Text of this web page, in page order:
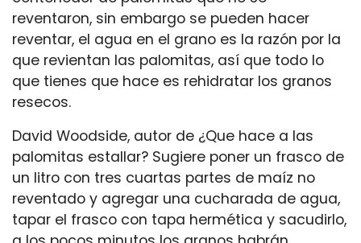
reventaron, sin embargo se pueden hacer
reventar, el agua en el grano es la razón por la
que revientan las palomitas, así que todo lo
que tienes que hace es rehidratar los granos
resecos.
David Woodside, autor de ¿Que hace a las
palomitas estallar? Sugiere poner un frasco de
un litro con tres cuartas partes de maíz no
reventado y agregar una cucharada de agua,
tapar el frasco con tapa hermética y sacudirlo,